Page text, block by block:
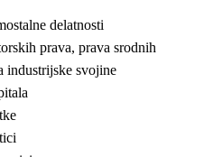
delatnosti
prava, prava srodnih
industrijske svojine